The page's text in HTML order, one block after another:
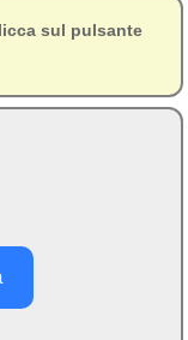
sul pulsante